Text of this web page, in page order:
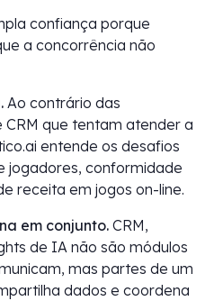
confiança porque
a concorrência não
Ao contrário das
que tentam atender a
entende os desafios
jogadores, conformidade
receita em jogos on-line.
em conjunto. CRM,
de IA não são módulos
mas partes de um
dados e coordena